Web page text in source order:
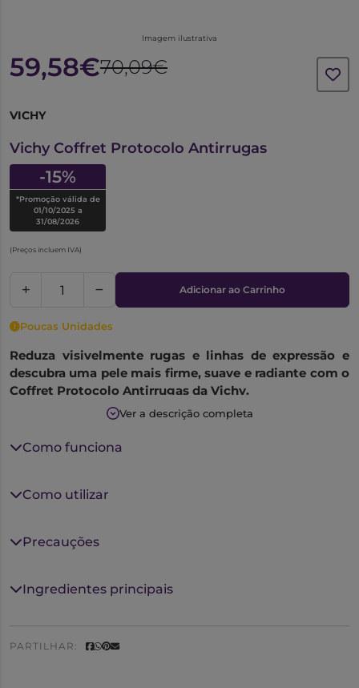
Imagem ilustrativa
59,58€70,09€
VICHY
Vichy Coffret Protocolo Antirrugas
-15%
*Promoção válida de
01/10/2025 a
31/08/2026
(Preços incluem IVA)
Adicionar ao Carrinho
Poucas Unidades
Reduza visivelmente rugas e linhas de expressão e
descubra uma pele mais firme, suave e radiante com o
Coffret Protocolo Antirrugas da Vichy.
Este coffret inclui três cuidados essenciais:
Liftactiv Collagen Specialist 16 Bonding Sérum
Liftactiv Collagen Specialist 16 Creme de Dia 50mL
(Trata)
Ver a descrição completa
Como funciona
Como utilizar
Precauções
Ingredientes principais
PARTILHAR: